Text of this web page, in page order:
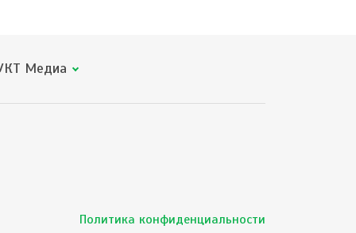
Медиа
Политика конфиденциальности